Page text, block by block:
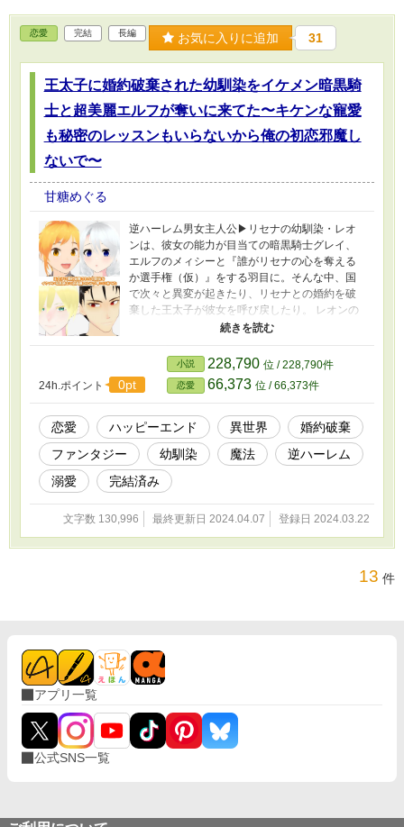
恋愛 完結 長編 お気に入りに追加 31
王太子に婚約破棄された幼馴染をイケメン暗黒騎
士と超美麗エルフが奪いに来てた〜キケンな寵愛
も秘密のレッスンもいらないから俺の初恋邪魔し
ないで〜
甘糖めぐる
逆ハーレム男女主人公▶リセナの幼馴染・レオ
ンは、彼女の能力が目当ての暗黒騎士グレイ、
エルフのメィシーと『誰がリセナの心を奪える
か選手権（仮）』をする羽目に。そんな中、国
で次々と異変が起きたり、リセナとの婚約を破
棄した王太子が彼女を呼び戻したり。 レオンの
敵は、強かったり大人の余裕があったりする顔
＆魔物でもない謎の生物（！？） 全然無事にリ
セナと結ばれそうにない彼は、一体どう足掻く
のか。 人に言われるままうなずいてばかりだっ
たリセナは、アプローチしてくる三人から一人
だけを選ぶことができるのか――。 【完結保
証】 ＊ ＊ ＊ レオンとリセナのＷ主人公で、
逆ハーレムものの恋愛ファンタジーです。 コメ
ディ多め、シリアス有り、ざまぁ要素も少々
（36〜38話メイン）。 ※一部、戦闘による重傷
相当の流血やホラー表現（詳細は近況ボード
に）があります。共に描写は控えめですが、全
く受け付けない方は下記を参考にご注意くださ
い。 一章 オープニング〜12話 ※8ホラー表
えてあげてくださいw 世界観設定は雰囲気で
す。矛盾点があるかも。 リセナ主人公で各ルー
トの（IFエンド含む）後日談（本編より恋愛要素
て重複投稿します。 （アルファポリスの方は、
一部、負傷表現を抑えました）
24h.ポイント 0pt
小説 228,790 位 / 228,790件
恋愛 66,373 位 / 66,373件
恋愛 ハッピーエンド 異世界
婚約破棄
ファンタジー
幼馴染 魔法
逆ハーレム
溺愛
完結済み
文字数 130,996 最終更新日 2024.04.07 登録日 2024.03.22
13 件
アプリ一覧
公式SNS一覧